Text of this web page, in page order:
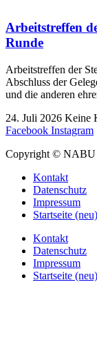
Arbeitstreffen
Runde
Arbeitstreffen der
Abschluss der
und die anderen
24. Juli 2026 Keine
Facebook Instagram
Copyright © NABU
Kontakt
Datenschutz
Impressum
Startseite (neu)
Kontakt
Datenschutz
Impressum
Startseite (neu)